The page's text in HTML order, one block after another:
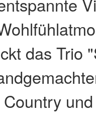
das Trio